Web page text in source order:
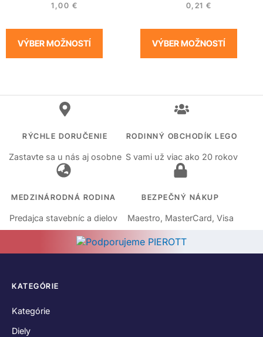
1,00 €
VÝBER MOŽNOSTÍ
0,21 €
VÝBER MOŽNOSTÍ
RÝCHLE DORUČENIE
Zastavte sa u nás aj osobne
RODINNÝ OBCHODÍK LEGO
S vami už viac ako 20 rokov
MEDZINÁRODNÁ RODINA
Predajca stavebníc a dielov
BEZPEČNÝ NÁKUP
Maestro, MasterCard, Visa
KATEGÓRIE
Kategórie
Diely